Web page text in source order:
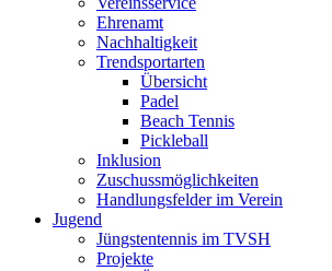
Ehrenamt
Nachhaltigkeit
Trendsportarten
Übersicht
Padel
Beach Tennis
Pickleball
Inklusion
Zuschussmöglichkeiten
Handlungsfelder im Verein
Jugend
Jüngstentennis im TVSH
Projekte